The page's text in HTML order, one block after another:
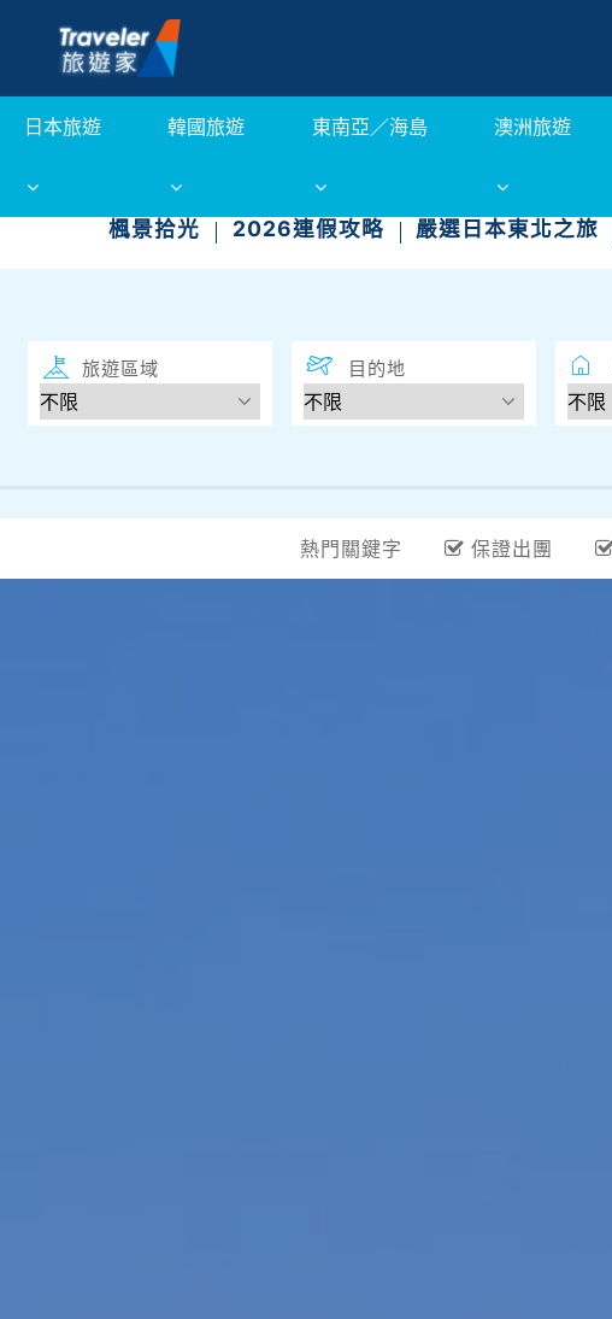
日本旅遊 韓國旅遊 東南亞／海島 澳洲旅遊
楓景拾光 2026連假攻略 嚴選日本東北之旅
旅遊區域 目的地
熱門關鍵字 保證出團